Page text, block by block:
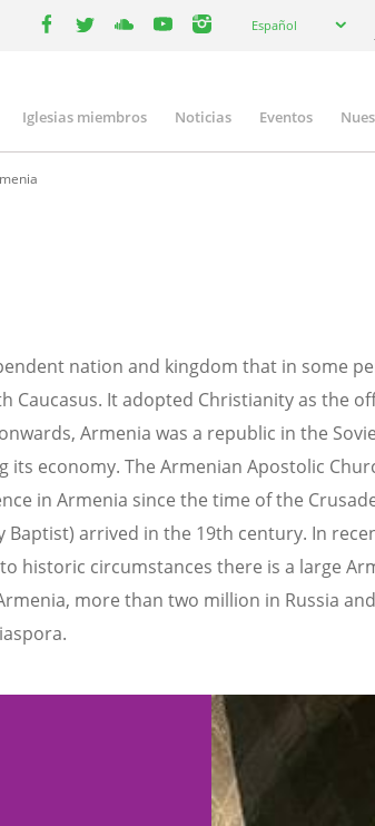
your
Español
Iglesias miembros Noticias Eventos
nation and kingdom that in some
Caucasus. It adopted Christianity as the
Armenia was a republic in the
economy. The Armenian Apostolic
in Armenia since the time of the
arrived in the 19th century. In
historic circumstances there is a large
more than two million in Russia